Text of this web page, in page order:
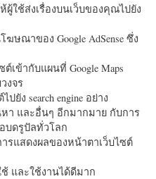
ใช้ส่งเรื่องบนเว็บของคุณไปยัง
ฆษณาของ Google AdSense ซึ่ง
เข้ากับแผนที่ Google Maps
งจร
ยัง search engine อย่าง
า และอื่นๆ อีกมากมาย กับการ
ดรูปัลทั่วโลก
รแสดงผลของหน้าตาเว็บไซต์
และใช้งานได้ดีมาก